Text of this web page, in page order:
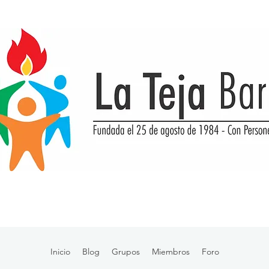
Inicio Blog Grupos Miembros Foro